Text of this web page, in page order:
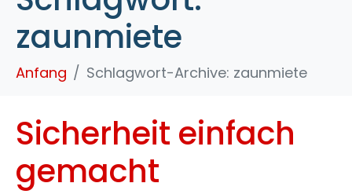
zaunmiete
Anfang Schlagwort-Archive: zaunmiete
Sicherheit einfach
gemacht